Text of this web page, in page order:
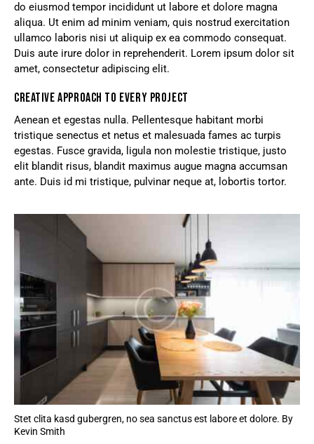
do eiusmod tempor incididunt ut labore et dolore magna
aliqua. Ut enim ad minim veniam, quis nostrud exercitation
ullamco laboris nisi ut aliquip ex ea commodo consequat.
Duis aute irure dolor in reprehenderit. Lorem ipsum dolor sit
amet, consectetur adipiscing elit.
CREATIVE APPROACH TO EVERY PROJECT
Aenean et egestas nulla. Pellentesque habitant morbi
tristique senectus et netus et malesuada fames ac turpis
egestas. Fusce gravida, ligula non molestie tristique, justo
elit blandit risus, blandit maximus augue magna accumsan
ante. Duis id mi tristique, pulvinar neque at, lobortis tortor.
Stet clita kasd gubergren, no sea sanctus est labore et dolore. By
Kevin Smith